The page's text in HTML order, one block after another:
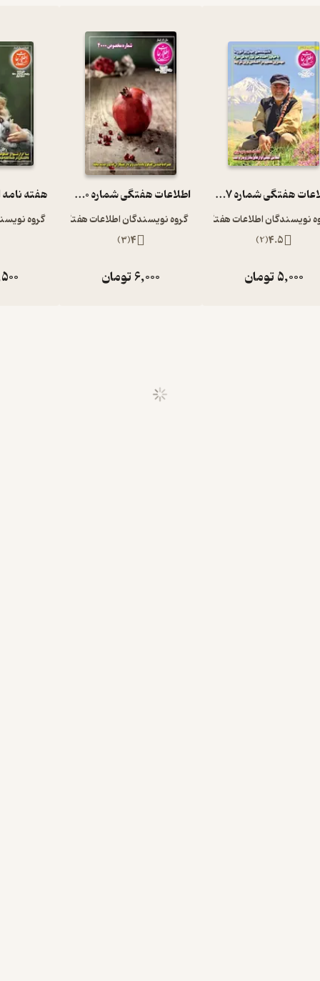
اطلاعات هفتگی شماره 3957
نویسندگان اطلاعات هفتگی
4.5
(
2
)
5,000تومان
اطلاعات هفتگی شماره 4000
گروه نویسندگان اطلاعات هفتگی
4
(
3
)
6,000تومان
گروه